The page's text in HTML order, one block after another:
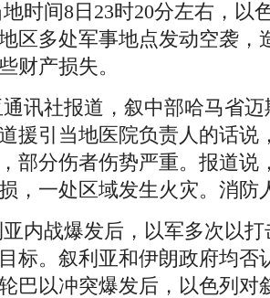
时间8日23时20分左右，以
区多处军事地点发动空袭，
财产损失。
讯社报道，叙中部哈马省
援引当地医院负责人的话说
部分伤者伤势严重。报道说
，一处区域发生火灾。消防
亚内战爆发后，以军多次以
标。叙利亚和伊朗政府均否
巴以冲突爆发后，以色列对